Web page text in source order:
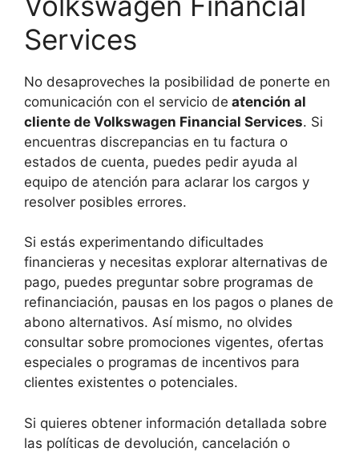
Services
No desaproveches la posibilidad de ponerte en
comunicación con el servicio de atención al
cliente de Volkswagen Financial Services. Si
encuentras discrepancias en tu factura o
estados de cuenta, puedes pedir ayuda al
equipo de atención para aclarar los cargos y
resolver posibles errores.
Si estás experimentando dificultades
financieras y necesitas explorar alternativas de
pago, puedes preguntar sobre programas de
refinanciación, pausas en los pagos o planes de
abono alternativos. Así mismo, no olvides
consultar sobre promociones vigentes, ofertas
especiales o programas de incentivos para
clientes existentes o potenciales.
Si quieres obtener información detallada sobre
las políticas de devolución, cancelación o